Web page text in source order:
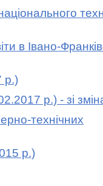
в Івано-
р.)
р.) - зі
технічних
р.)